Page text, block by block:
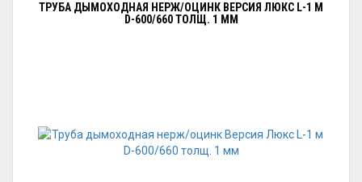
ТРУБА ДЫМОХОДНАЯ НЕРЖ/ОЦИНК ВЕРСИЯ ЛЮКС L-1 М
D-600/660 ТОЛЩ. 1 ММ